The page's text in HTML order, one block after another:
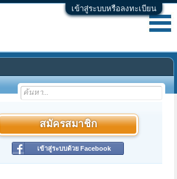
เข้าสู่ระบบหรือลงทะเบียน
สมัครสมาชิก
เข้าสู่ระบบด้วย Facebook